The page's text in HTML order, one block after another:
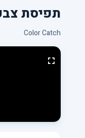
תפיסת
Color Catch